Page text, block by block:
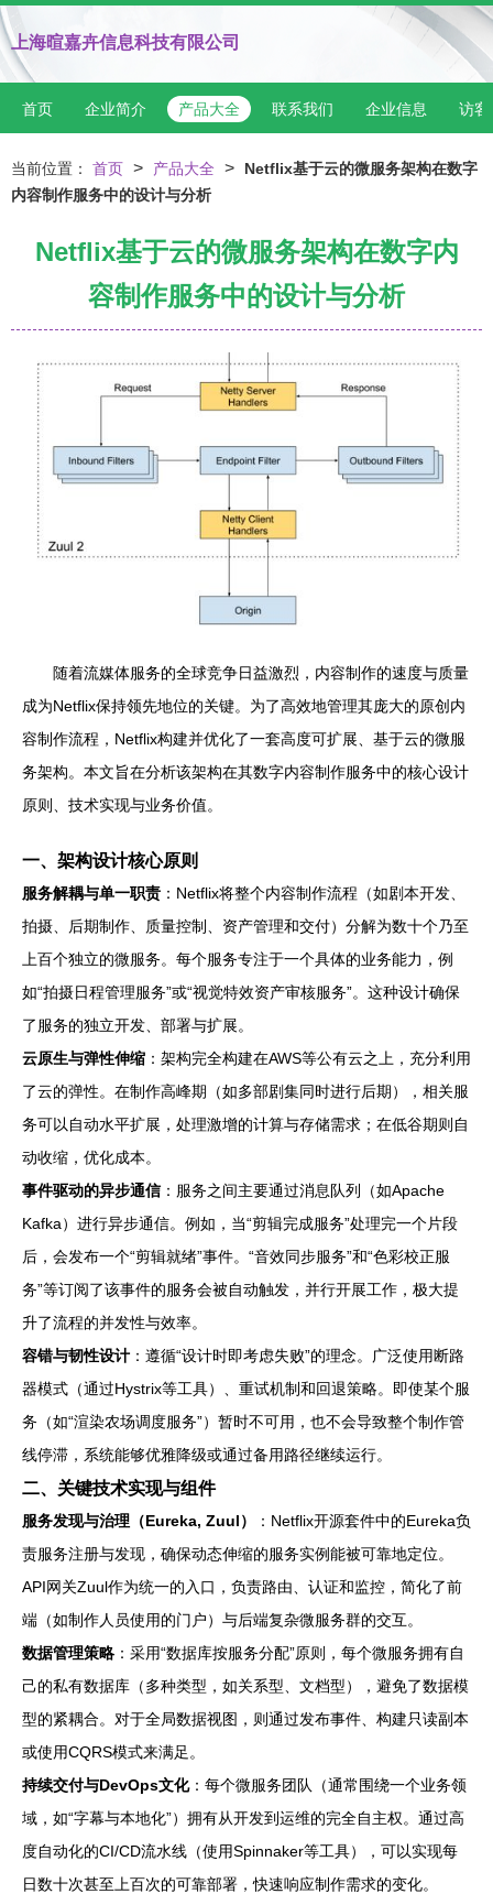
上海暄嘉卉信息科技有限公司
首页 企业简介 产品大全 联系我们 企业信息 访客
当前位置： 首页 > 产品大全 >
Netflix基于云的微服务架构在数字
内容制作服务中的设计与分析
Netflix基于云的微服务架构在数字内
容制作服务中的设计与分析
随着流媒体服务的全球竞争日益激烈，内容制作的速度与质量
成为Netflix保持领先地位的关键。为了高效地管理其庞大的原创内
容制作流程，Netflix构建并优化了一套高度可扩展、基于云的微服
务架构。本文旨在分析该架构在其数字内容制作服务中的核心设计
原则、技术实现与业务价值。
一、架构设计核心原则
服务解耦与单一职责 ：Netflix将整个内容制作流程（如剧本开发、
拍摄、后期制作、质量控制、资产管理和交付）分解为数十个乃至
上百个独立的微服务。每个服务专注于一个具体的业务能力，例
如“拍摄日程管理服务”或“视觉特效资产审核服务”。这种设计确保
了服务的独立开发、部署与扩展。
云原生与弹性伸缩 ：架构完全构建在AWS等公有云之上，充分利用
了云的弹性。在制作高峰期（如多部剧集同时进行后期），相关服
务可以自动水平扩展，处理激增的计算与存储需求；在低谷期则自
动收缩，优化成本。
事件驱动的异步通信：服务之间主要通过消息队列（如Apache
Kafka）进行异步通信。例如，当“剪辑完成服务”处理完一个片段
后，会发布一个“剪辑就绪”事件。“音效同步服务”和“色彩校正服
务”等订阅了该事件的服务会被自动触发，并行开展工作，极大提
升了流程的并发性与效率。
容错与韧性设计 ：遵循“设计时即考虑失败”的理念。广泛使用断路
器模式（通过Hystrix等工具）、重试机制和回退策略。即使某个服
务（如“渲染农场调度服务”）暂时不可用，也不会导致整个制作管
线停滞，系统能够优雅降级或通过备用路径继续运行。
二、关键技术实现与组件
服务发现与治理（Eureka, Zuul）
：Netflix开源套件中的Eureka负
责服务注册与发现，确保动态伸缩的服务实例能被可靠地定位。
API网关Zuul作为统一的入口，负责路由、认证和监控，简化了前
端（如制作人员使用的门户）与后端复杂微服务群的交互。
数据管理策略 ：采用“数据库按服务分配”原则，每个微服务拥有自
己的私有数据库（多种类型，如关系型、文档型），避免了数据模
型的紧耦合。对于全局数据视图，则通过发布事件、构建只读副本
或使用CQRS模式来满足。
持续交付与DevOps文化：每个微服务团队（通常围绕一个业务领
域，如“字幕与本地化”）拥有从开发到运维的完全自主权。通过高
度自动化的CI/CD流水线（使用Spinnaker等工具），可以实现每
日数十次甚至上百次的可靠部署，快速响应制作需求的变化。